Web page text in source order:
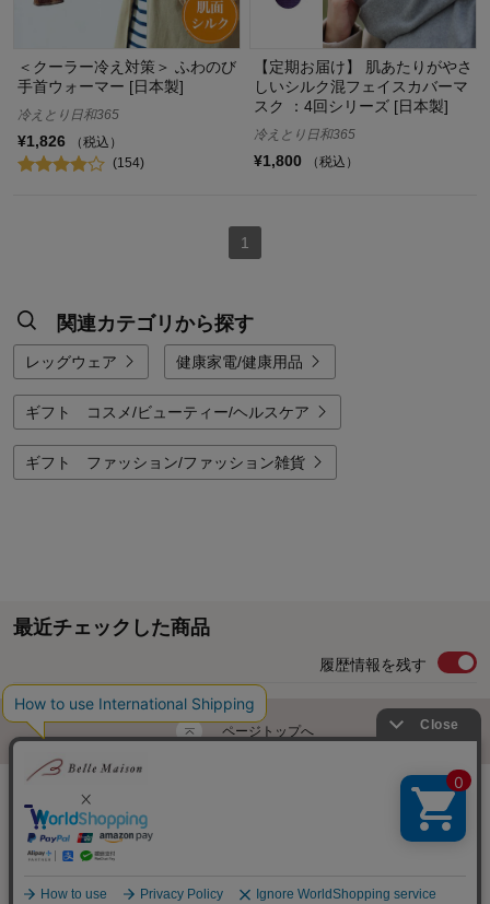
＜クーラー冷え対策＞ ふわのび
手首ウォーマー [日本製]
冷えとり日和365
¥1,826
（税込）
(154)
【定期お届け】 肌あたりがやさ
しいシルク混フェイスカバーマ
スク ：4回シリーズ [日本製]
冷えとり日和365
¥1,800 （税込）
1
関連カテゴリから探す
レッグウェア 健康家電/健康用品
ギフト コスメ/ビューティー/ヘルスケア
ギフト ファッション/ファッション雑貨
最近チェックした商品
履歴情報を残す
ページトップへ
ご利用ガイド・お知らせ
サイトマップ